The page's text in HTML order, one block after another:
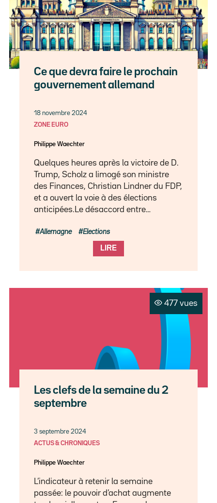
Ce que devra faire le prochain
gouvernement allemand
18 novembre 2024
ZONE EURO
Philippe Waechter
Quelques heures après la victoire de D.
Trump, Scholz a limogé son ministre
des Finances, Christian Lindner du FDP,
et a ouvert la voie à des élections
anticipées.Le désaccord entre…
LIRE
Allemagne Elections
477 vues
Les clefs de la semaine du 2
septembre
3 septembre 2024
ACTUS & CHRONIQUES
Philippe Waechter
L’indicateur à retenir la semaine
passée: le pouvoir d’achat augmente